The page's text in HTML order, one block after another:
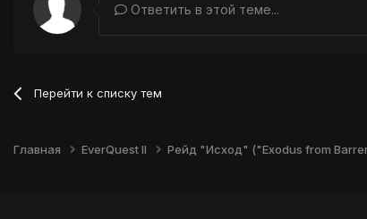
Ответить в этой теме...
Перейти к списку тем
Главная EverQuest II Рейд "Исход" ("Exodus from